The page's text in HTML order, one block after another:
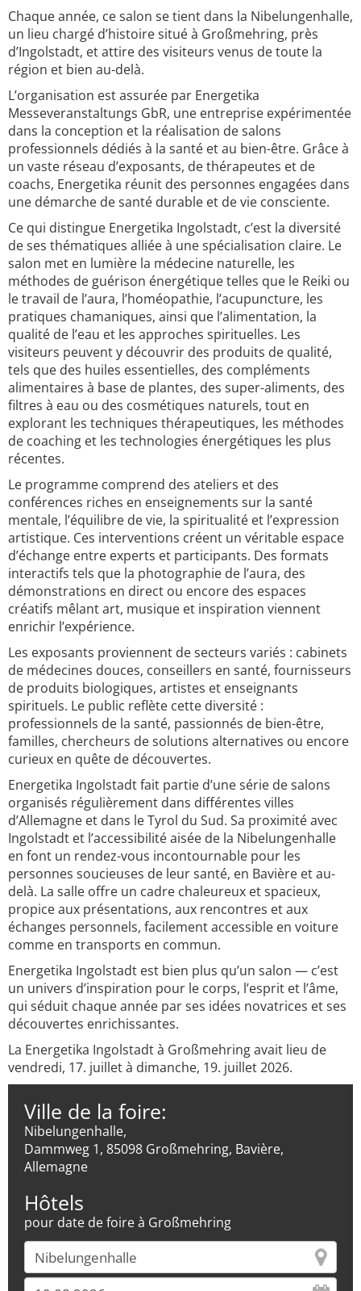
Chaque année, ce salon se tient dans la Nibelungenhalle,
un lieu chargé d’histoire situé à Großmehring, près
d’Ingolstadt, et attire des visiteurs venus de toute la
région et bien au-delà.
L’organisation est assurée par Energetika
Messeveranstaltungs GbR, une entreprise expérimentée
dans la conception et la réalisation de salons
professionnels dédiés à la santé et au bien-être. Grâce à
un vaste réseau d’exposants, de thérapeutes et de
coachs, Energetika réunit des personnes engagées dans
une démarche de santé durable et de vie consciente.
Ce qui distingue Energetika Ingolstadt, c’est la diversité
de ses thématiques alliée à une spécialisation claire. Le
salon met en lumière la médecine naturelle, les
méthodes de guérison énergétique telles que le Reiki ou
le travail de l’aura, l’homéopathie, l’acupuncture, les
pratiques chamaniques, ainsi que l’alimentation, la
qualité de l’eau et les approches spirituelles. Les
visiteurs peuvent y découvrir des produits de qualité,
tels que des huiles essentielles, des compléments
alimentaires à base de plantes, des super-aliments, des
filtres à eau ou des cosmétiques naturels, tout en
explorant les techniques thérapeutiques, les méthodes
de coaching et les technologies énergétiques les plus
récentes.
Le programme comprend des ateliers et des
conférences riches en enseignements sur la santé
mentale, l’équilibre de vie, la spiritualité et l’expression
artistique. Ces interventions créent un véritable espace
d’échange entre experts et participants. Des formats
interactifs tels que la photographie de l’aura, des
démonstrations en direct ou encore des espaces
créatifs mêlant art, musique et inspiration viennent
enrichir l’expérience.
Les exposants proviennent de secteurs variés : cabinets
de médecines douces, conseillers en santé, fournisseurs
de produits biologiques, artistes et enseignants
spirituels. Le public reflète cette diversité :
professionnels de la santé, passionnés de bien-être,
familles, chercheurs de solutions alternatives ou encore
curieux en quête de découvertes.
Energetika Ingolstadt fait partie d’une série de salons
organisés régulièrement dans différentes villes
d’Allemagne et dans le Tyrol du Sud. Sa proximité avec
Ingolstadt et l’accessibilité aisée de la Nibelungenhalle
en font un rendez-vous incontournable pour les
personnes soucieuses de leur santé, en Bavière et au-
delà. La salle offre un cadre chaleureux et spacieux,
propice aux présentations, aux rencontres et aux
échanges personnels, facilement accessible en voiture
comme en transports en commun.
Energetika Ingolstadt est bien plus qu’un salon — c’est
un univers d’inspiration pour le corps, l’esprit et l’âme,
qui séduit chaque année par ses idées novatrices et ses
découvertes enrichissantes.
La Energetika Ingolstadt à Großmehring avait lieu de
vendredi, 17. juillet à dimanche, 19. juillet 2026.
Ville de la foire:
Nibelungenhalle,
Dammweg 1, 85098 Großmehring, Bavière,
Allemagne
Hôtels
pour date de foire à Großmehring